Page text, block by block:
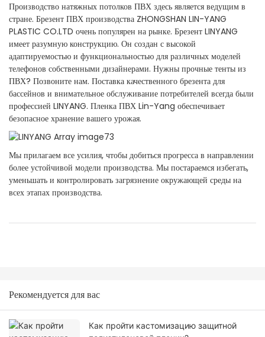
Производство натяжных потолков ПВХ здесь является ведущим в
стране. Брезент ПВХ производства ZHONGSHAN LIN-YANG
PLASTIC CO.LTD очень популярен на рынке. Брезент LINYANG
имеет разумную конструкцию. Он создан с высокой
адаптируемостью и функциональностью для различных моделей
телефонов собственными дизайнерами. Нужны прочные тенты из
ПВХ? Позвоните нам. Поставка качественного брезента для
бассейнов и внимательное обслуживание потребителей всегда были
профессией LINYANG. Пленка ПВХ Lin-Yang обеспечивает
безопасное хранение вашего урожая.
Мы прилагаем все усилия, чтобы добиться прогресса в направлении
более устойчивой модели производства. Мы постараемся избегать,
уменьшать и контролировать загрязнение окружающей среды на
всех этапах производства.
Рекомендуется для вас
Как пройти кастомизацию защитной